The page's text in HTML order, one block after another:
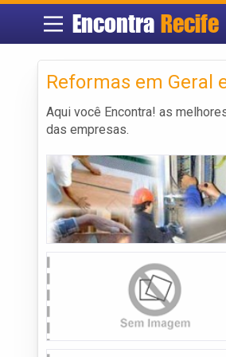
Encontra Recife
Reformas em Geral
Aqui você Encontra! as
das empresas.